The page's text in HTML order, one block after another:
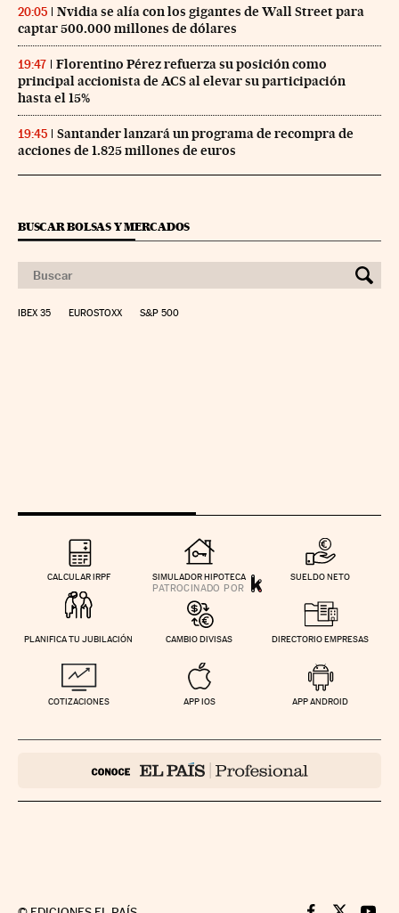
20:05
Nvidia se alía con los gigantes de Wall Street para
captar 500.000 millones de dólares
19:47
Florentino Pérez refuerza su posición como
principal accionista de ACS al elevar su participación
hasta el 15%
19:45
Santander lanzará un programa de recompra de
acciones de 1.825 millones de euros
BUSCAR BOLSAS Y MERCADOS
IBEX 35 EUROSTOXX S&P 500
CALCULAR IRPF SIMULADOR HIPOTECA SUELDO NETO
PLANIFICA TU JUBILACIÓN CAMBIO DIVISAS DIRECTORIO EMPRESAS
COTIZACIONES APP IOS APP ANDROID